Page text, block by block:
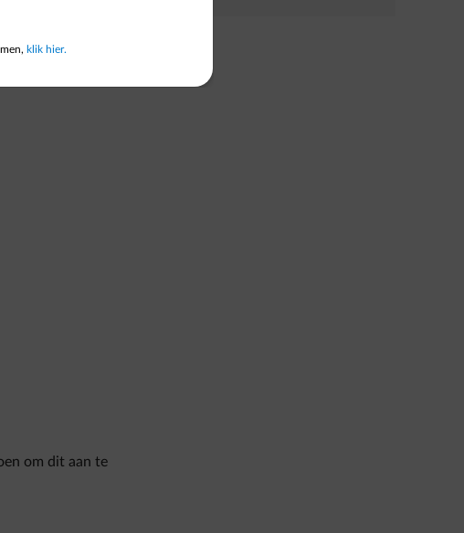
om dit aan te
klik hier.